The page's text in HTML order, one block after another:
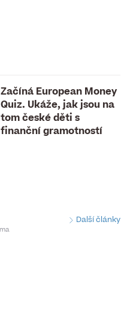
Začíná European Money
Quiz. Ukáže, jak jsou na
tom české děti s
finanční gramotností
Další články